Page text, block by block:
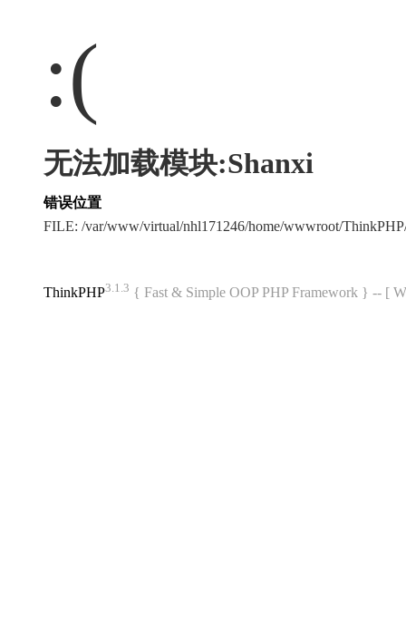
:(
无法加载模块:Shanxi
错误位置
FILE: /var/www/virtual/nhl171246/home/wwwroot/
ThinkPHP3.1.3 { Fast & Simple OOP PHP Framework } -- [